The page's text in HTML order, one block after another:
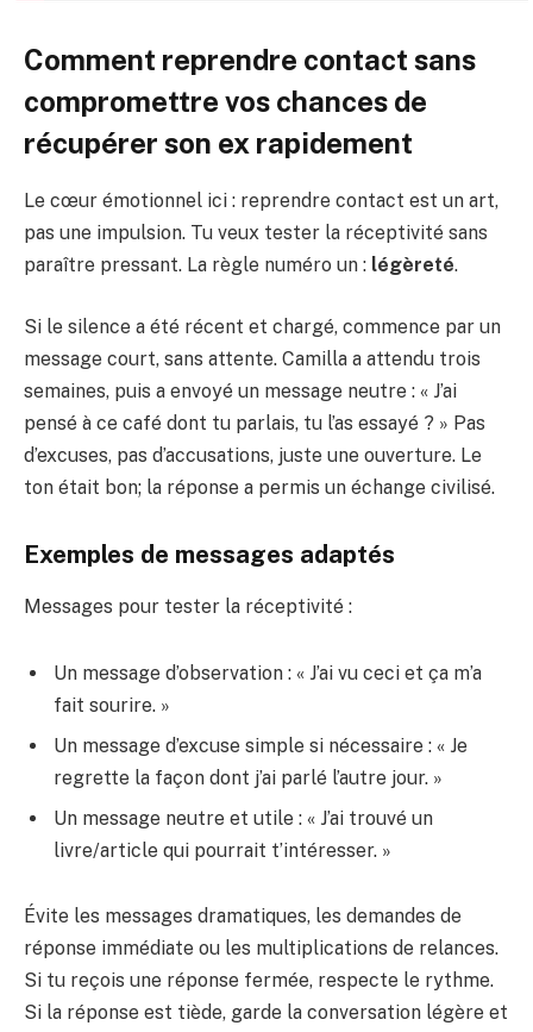
Comment reprendre contact sans
compromettre vos chances de
récupérer son ex rapidement
Le cœur émotionnel ici : reprendre contact est un art,
pas une impulsion. Tu veux tester la réceptivité sans
paraître pressant. La règle numéro un : légèreté.
Si le silence a été récent et chargé, commence par un
message court, sans attente. Camilla a attendu trois
semaines, puis a envoyé un message neutre : « J’ai
pensé à ce café dont tu parlais, tu l’as essayé ? » Pas
d’excuses, pas d’accusations, juste une ouverture. Le
ton était bon; la réponse a permis un échange civilisé.
Exemples de messages adaptés
Messages pour tester la réceptivité :
Un message d’observation : « J’ai vu ceci et ça m’a
fait sourire. »
Un message d’excuse simple si nécessaire : « Je
regrette la façon dont j’ai parlé l’autre jour. »
Un message neutre et utile : « J’ai trouvé un
livre/article qui pourrait t’intéresser. »
Évite les messages dramatiques, les demandes de
réponse immédiate ou les multiplications de relances.
Si tu reçois une réponse fermée, respecte le rythme.
Si la réponse est tiède, garde la conversation légère et